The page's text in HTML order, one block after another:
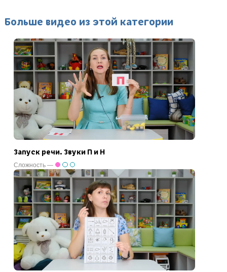
Больше видео из этой категории
Запуск речи. Звуки П и Н
Сложность —